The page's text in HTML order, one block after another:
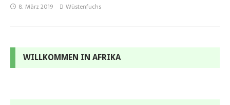
8. März 2019 Wüstenfuchs
WILLKOMMEN IN AFRIKA